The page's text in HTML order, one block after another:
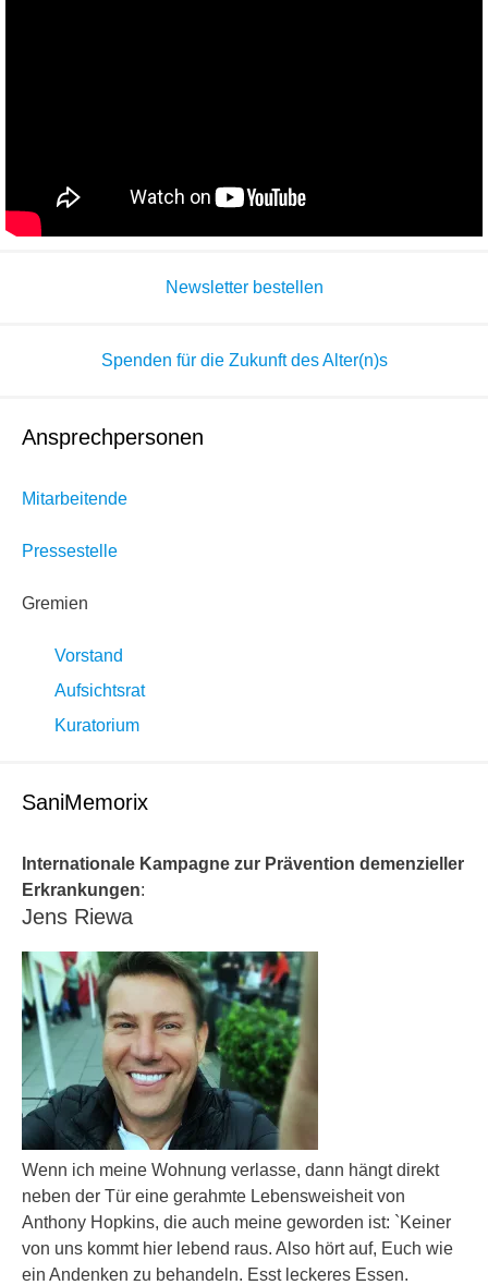
Newsletter bestellen
Spenden für die Zukunft des Alter(n)s
Ansprechpersonen
Mitarbeitende
Pressestelle
Gremien
Vorstand
Aufsichtsrat
Kuratorium
SaniMemorix
Internationale Kampagne zur Prävention demenzieller
Erkrankungen:
Jens Riewa
Wenn ich meine Wohnung verlasse, dann hängt direkt
neben der Tür eine gerahmte Lebensweisheit von
Anthony Hopkins, die auch meine geworden ist: `Keiner
von uns kommt hier lebend raus. Also hört auf, Euch wie
ein Andenken zu behandeln. Esst leckeres Essen.